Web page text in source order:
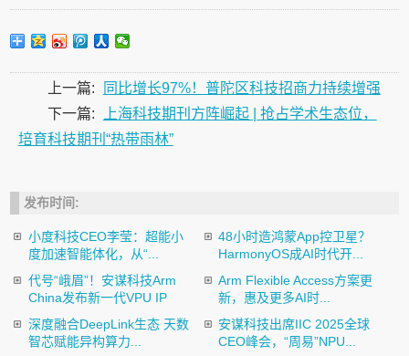
上一篇:
同比增长97%！普陀区科技招商力持续增强
下一篇:
上海科技期刊方阵崛起 | 抢占学术生态位，
培育科技期刊“热带雨林”
发布时间:
小度科技CEO李莹：超能小
度加速智能体化，从“...
48小时造鸿蒙App控卫星？
HarmonyOS成AI时代开...
代号“峨眉”！安谋科技Arm
China发布新一代VPU IP
Arm Flexible Access方案更
新，惠及更多AI时...
深度融合DeepLink生态 天数
智芯赋能异构算力...
安谋科技出席IIC 2025全球
CEO峰会，“周易”NPU...